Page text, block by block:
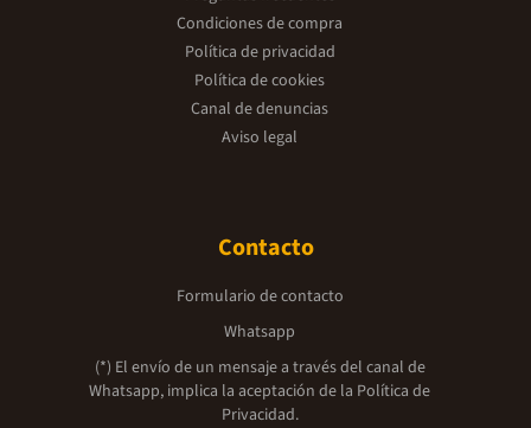
Condiciones de compra
Política de privacidad
Política de cookies
Canal de denuncias
Aviso legal
Contacto
Formulario de contacto
Whatsapp
(*) El envío de un mensaje a través del canal de
Whatsapp, implica la aceptación de la Política de
Privacidad.